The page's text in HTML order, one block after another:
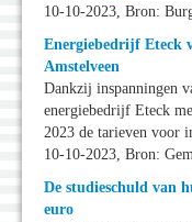
10-10-2023, Bron:
Energiebedrijf Eteck
Amstelveen
Dankzij inspanningen
energiebedrijf Eteck
2023 de tarieven voor
10-10-2023, Bron:
De studieschuld van
euro